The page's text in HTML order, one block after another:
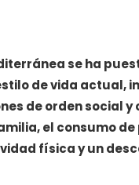
se ha
de vida actual,
de orden social
el consumo
física y un